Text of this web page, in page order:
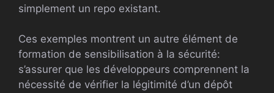
simplement un repo existant.
Ces exemples montrent un autre élément de
formation de sensibilisation à la sécurité:
s’assurer que les développeurs comprennent la
nécessité de vérifier la légitimité d’un dépôt